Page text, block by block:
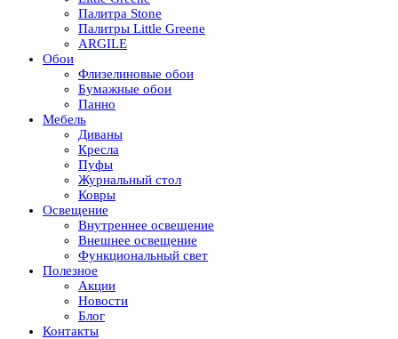
Палитра Stone
Палитры Little Greene
ARGILE
Обои
Флизелиновые обои
Бумажные обои
Панно
Мебель
Диваны
Кресла
Пуфы
Журнальный стол
Ковры
Освещение
Внутреннее освещение
Внешнее освещение
Функциональный свет
Полезное
Акции
Новости
Блог
Контакты